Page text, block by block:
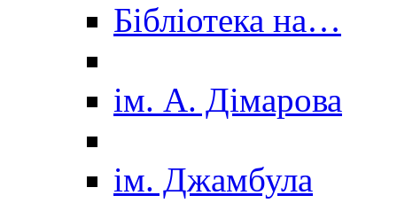
Бібліотека на…
ім. А. Дімарова
ім. Джамбула